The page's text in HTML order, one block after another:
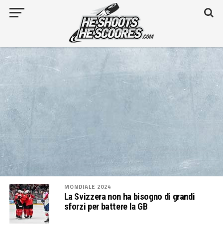
MONDIALE 2024
La Svizzera non ha bisogno di grandi
sforzi per battere la GB